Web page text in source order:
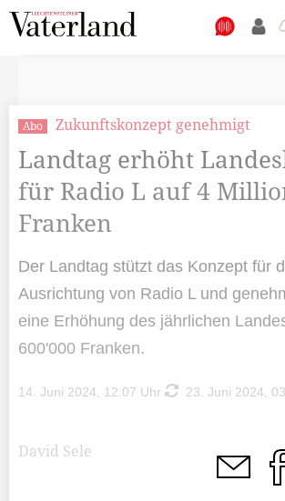
Abo Zukunftskonzept genehmigt
Landtag erhöht
für Radio L auf 4
Franken
Der Landtag stützt das Konzept für
Ausrichtung von Radio L und
eine Erhöhung des jährlichen
600'000 Franken.
14. Juni 2024, 12:07 Uhr 23. Juni 2024,
David Sele